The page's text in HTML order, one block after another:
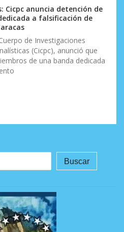
anuncia detención de
a falsificación de
de Investigaciones
(Cicpc), anunció que
de una banda dedicada
Buscar